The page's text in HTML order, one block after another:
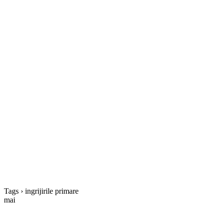
Tags › ingrijirile primare
mai